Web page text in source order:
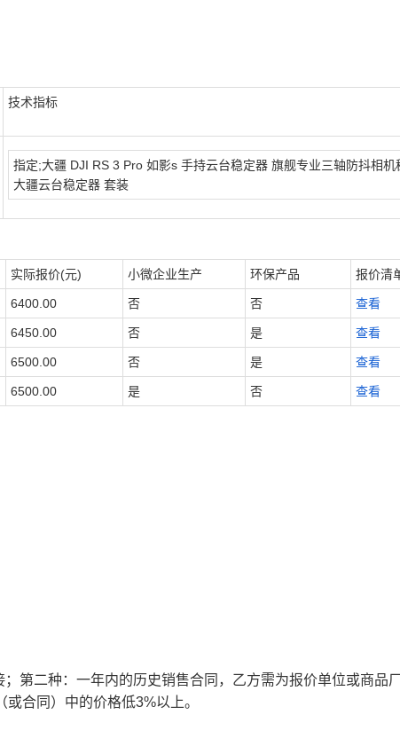
技术指标
指定;大疆 DJI RS 3 Pro 如影s 手持云台稳定器 旗舰专业三轴防抖相机
大疆云台稳定器 套装
实际报价(元) 小微企业生产 环保产品 报价清
6400.00 否 否 查看
6450.00 否 是 查看
6500.00 否 是 查看
6500.00 是 否 查看
第二种：一年内的历史销售合同，乙方需为报价单位或商品
合同）中的价格低3%以上。